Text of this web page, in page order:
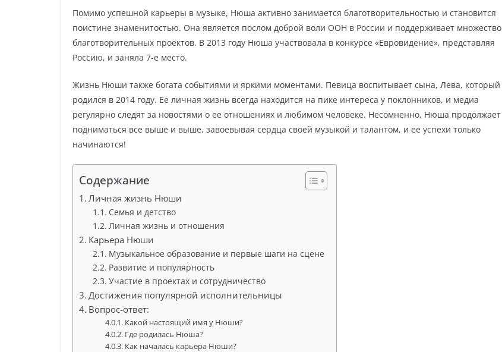
Помимо успешной карьеры в музыке, Нюша активно занимается благотворительностью и становится
поистине знаменитостью. Она является послом доброй воли ООН в России и поддерживает множество
благотворительных проектов. В 2013 году Нюша участвовала в конкурсе «Евровидение», представляя
Россию, и заняла 7-е место.
Жизнь Нюши также богата событиями и яркими моментами. Певица воспитывает сына, Лева, который
родился в 2014 году. Ее личная жизнь всегда находится на пике интереса у поклонников, и медиа
регулярно следят за новостями о ее отношениях и любимом человеке. Несомненно, Нюша продолжает
подниматься все выше и выше, завоевывая сердца своей музыкой и талантом, и ее успехи только
начинаются!
Содержание
Личная жизнь Нюши
Семья и детство
Личная жизнь и отношения
Карьера Нюши
Музыкальное образование и первые шаги на сцене
Развитие и популярность
Участие в проектах и сотрудничество
Достижения популярной исполнительницы
Вопрос-ответ:
Какой настоящий имя у Нюши?
Где родилась Нюша?
Как началась карьера Нюши?